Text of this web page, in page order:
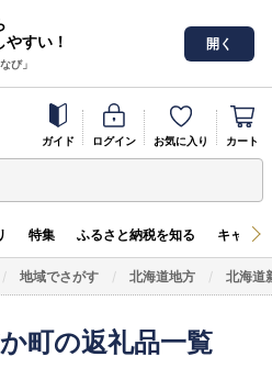
すい！
び」
開く
ガイド ログイン お気に入り カート
特集 ふるさと納税を知る キャン
地域でさがす 北海道地方 北海道
町の返礼品一覧